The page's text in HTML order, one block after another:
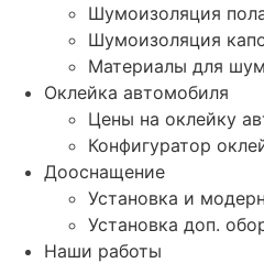
Шумоизоляция
Шумоизоляция
Материалы для
Оклейка автомобиля
Цены на оклейку
Конфигуратор
Дооснащение
Установка и
Установка доп.
Наши работы